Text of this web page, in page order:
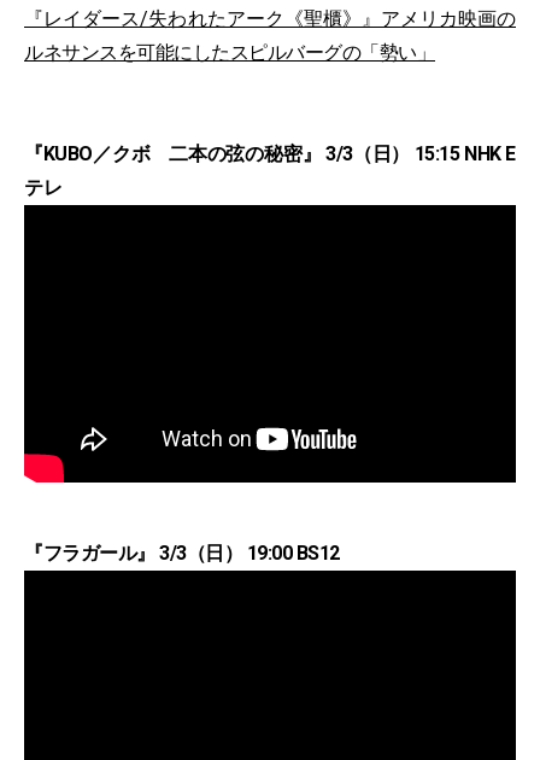
『レイダース/失われたアーク《聖櫃》』アメリカ映画の
ルネサンスを可能にしたスピルバーグの「勢い」
『KUBO／クボ 二本の弦の秘密』 3/3（日） 15:15 NHK E
テレ
『フラガール』 3/3（日） 19:00 BS12